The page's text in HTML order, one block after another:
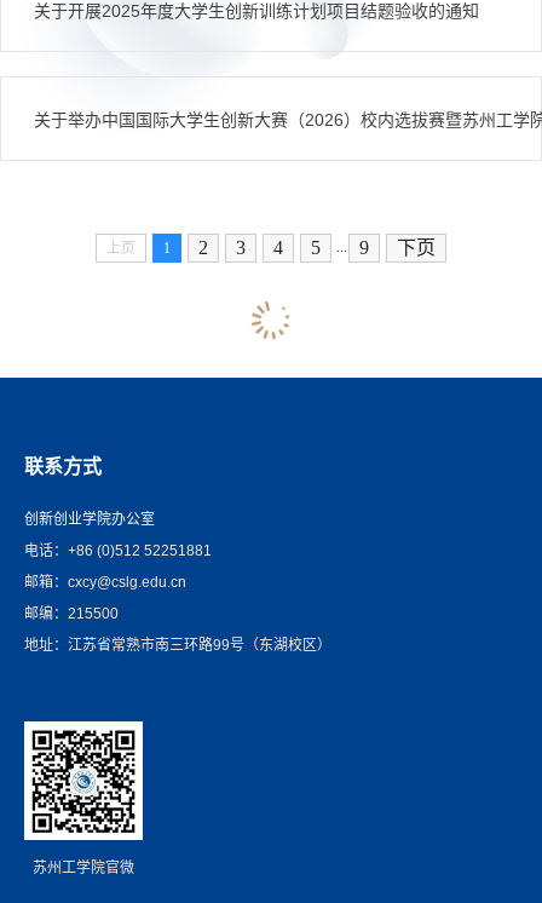
关于开展2025年度大学生创新训练计划项目结题验收的通知
关于举办中国国际大学生创新大赛（2026）校内选拔赛暨苏州工学
上页 1 2 3 4 5 9 下页
联系方式
创新创业学院办公室
电话：+86 (0)512 52251881
邮箱：cxcy@cslg.edu.cn
邮编：215500
地址：江苏省常熟市南三环路99号（东湖校区）
苏州工学院官微